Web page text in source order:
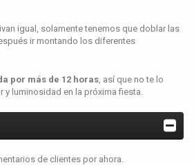
igual, solamente tenemos que doblar las
ir montando los diferentes
por más de 12 horas, así que no te lo
y luminosidad en la próxima fiesta.
de clientes por ahora.